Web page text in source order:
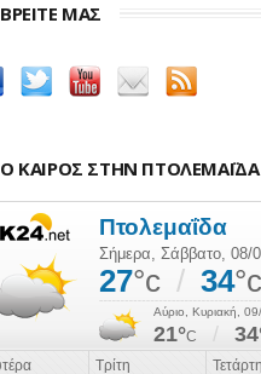
ΒΡΕΙΤΕ ΜΑΣ
Ο ΚΑΙΡΟΣ ΣΤΗΝ ΠΤΟΛΕΜΑΪΔΑ